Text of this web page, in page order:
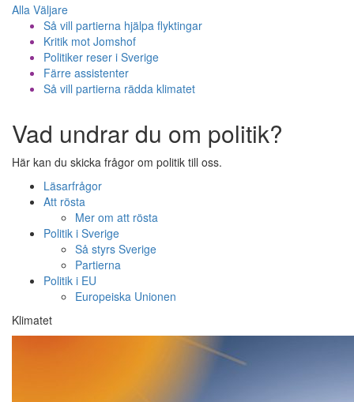
Alla Väljare
Så vill partierna hjälpa flyktingar
Kritik mot Jomshof
Politiker reser i Sverige
Färre assistenter
Så vill partierna rädda klimatet
Vad undrar du om politik?
Här kan du skicka frågor om politik till oss.
Läsarfrågor
Att rösta
Mer om att rösta
Politik i Sverige
Så styrs Sverige
Partierna
Politik i EU
Europeiska Unionen
Klimatet